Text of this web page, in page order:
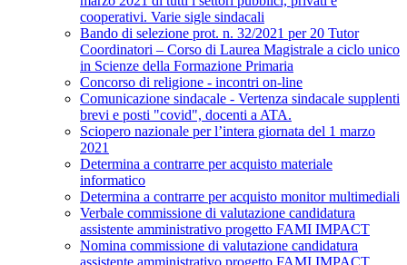
cooperativi. Varie sigle sindacali
Bando di selezione prot. n. 32/2021 per 20 Tutor
Coordinatori – Corso di Laurea Magistrale a ciclo unico
in Scienze della Formazione Primaria
Concorso di religione - incontri on-line
Comunicazione sindacale - Vertenza sindacale supplenti
brevi e posti "covid", docenti a ATA.
Sciopero nazionale per l’intera giornata del 1 marzo
2021
Determina a contrarre per acquisto materiale
informatico
Determina a contrarre per acquisto monitor multimediali
Verbale commissione di valutazione candidatura
assistente amministrativo progetto FAMI IMPACT
Nomina commissione di valutazione candidatura